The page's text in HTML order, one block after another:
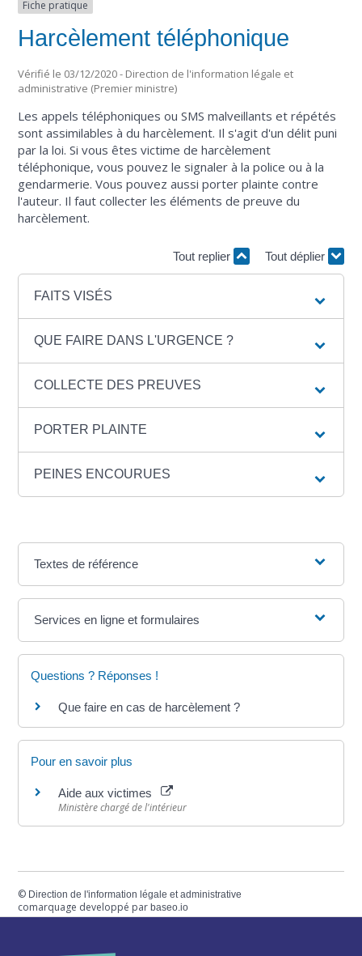
Fiche pratique
Harcèlement téléphonique
Vérifié le 03/12/2020 - Direction de l'information légale et
administrative (Premier ministre)
Les appels téléphoniques ou SMS malveillants et répétés
sont assimilables à du harcèlement. Il s'agit d'un délit puni
par la loi. Si vous êtes victime de harcèlement
téléphonique, vous pouvez le signaler à la police ou à la
gendarmerie. Vous pouvez aussi porter plainte contre
l'auteur. Il faut collecter les éléments de preuve du
harcèlement.
Tout replier Tout déplier
FAITS VISÉS
QUE FAIRE DANS L'URGENCE ?
COLLECTE DES PREUVES
PORTER PLAINTE
PEINES ENCOURUES
Textes de référence
Services en ligne et formulaires
Questions ? Réponses !
Que faire en cas de harcèlement ?
Pour en savoir plus
Aide aux victimes
Ministère chargé de l'intérieur
© Direction de l'information légale et administrative
comarquage developpé parbaseo.io